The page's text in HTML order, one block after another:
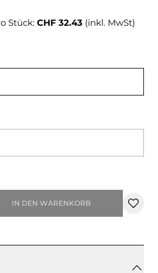
Stück: CHF 32.43 (inkl. MwSt)
IN DEN WARENKORB